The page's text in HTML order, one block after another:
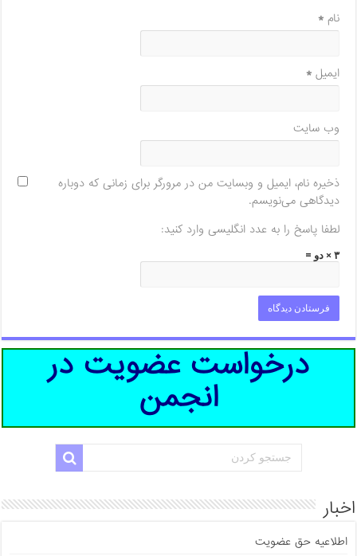
نام*
ایمیل*
وب‌ سایت
ذخیره نام، ایمیل و وبسایت من در مرورگر برای زمانی که دوباره
دیدگاهی می‌نویسم.
لطفا پاسخ را به عدد انگلیسی وارد کنید:
۳ × دو =
درخواست عضویت در
انجمن
اخبار
اطلاعیه حق عضویت